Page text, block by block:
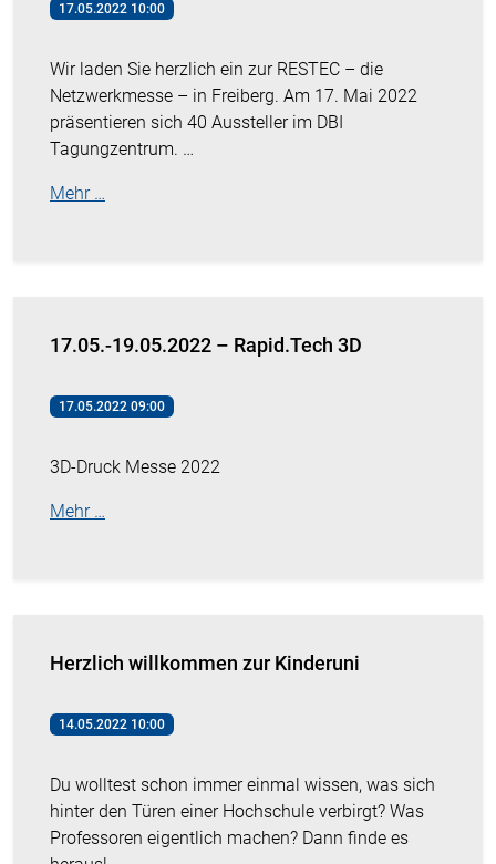
17.05.2022 10:00
Wir laden Sie herzlich ein zur RESTEC – die
Netzwerkmesse – in Freiberg. Am 17. Mai 2022
präsentieren sich 40 Aussteller im DBI
Tagungzentrum. …
Mehr …
17.05.-19.05.2022 – Rapid.Tech 3D
17.05.2022 09:00
3D-Druck Messe 2022
Mehr …
Herzlich willkommen zur Kinderuni
14.05.2022 10:00
Du wolltest schon immer einmal wissen, was sich
hinter den Türen einer Hochschule verbirgt? Was
Professoren eigentlich machen? Dann finde es